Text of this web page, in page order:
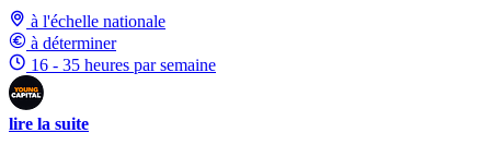
à l'échelle nationale
à déterminer
16 - 35 heures par semaine
lire la suite